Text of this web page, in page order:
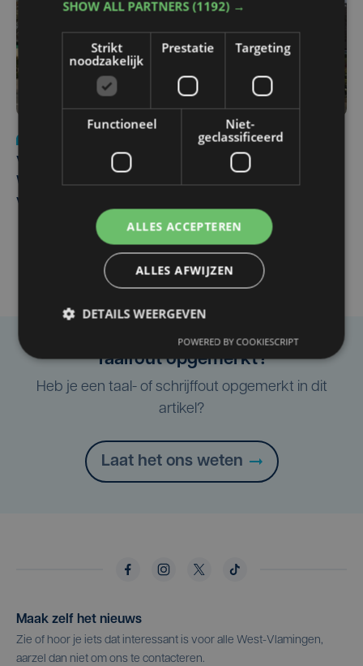
wo 5 augustus | 11:57
Vier Oostendse gynaecologen versterken dienst in AZ
West, dat ook een nieuwe voltijdse gynaecoloog
verwelkomt
Taalfout opgemerkt?
Heb je een taal- of schrijffout opgemerkt in dit
artikel?
Laat het ons weten
Maak zelf het nieuws
Zie of hoor je iets dat interessant is voor alle West-Vlamingen,
aarzel dan niet om ons te contacteren.
SHOW ALL PARTNERS(1192) →
Strikt
noodzakelijk
Prestatie Targeting
Functioneel
Niet-
geclassificeerd
ALLES ACCEPTEREN
ALLES AFWIJZEN
DETAILS WEERGEVEN
POWERED BY COOKIESCRIPT